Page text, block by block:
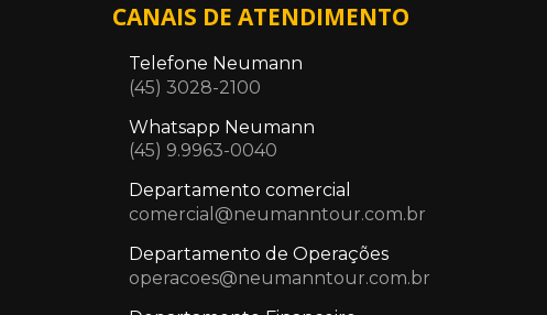
CANAIS DE ATENDIMENTO
Telefone Neumann
(45) 3028-2100
Whatsapp Neumann
(45) 9.9963-0040
Departamento comercial
comercial@neumanntour.com.br
Departamento de Operações
operacoes@neumanntour.com.br